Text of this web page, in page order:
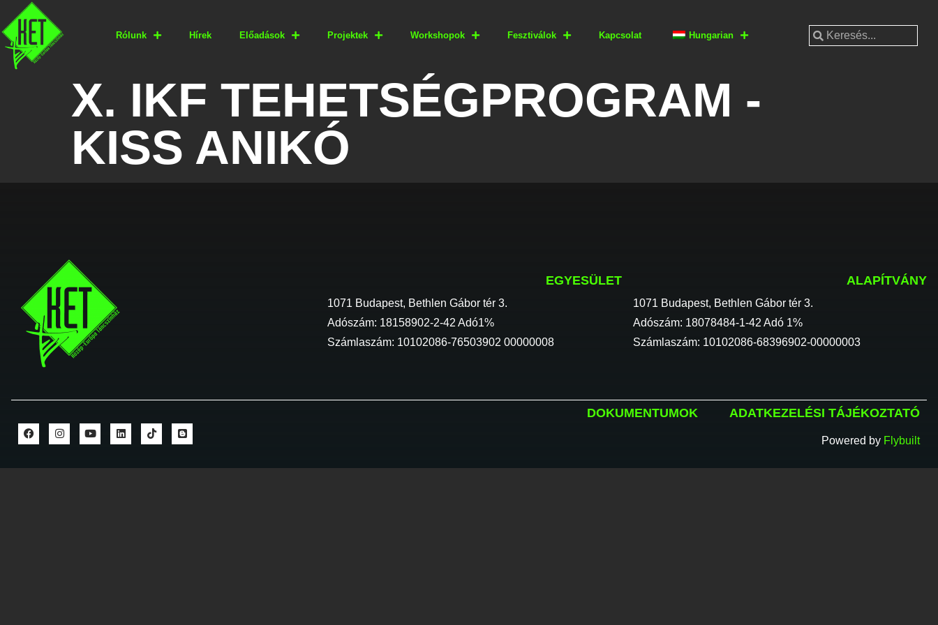
Rólunk Hírek Előadások Projektek Workshopok Fesztiválok Kapcsolat Hungarian
X. IKF TEHETSÉGPROGRAM -
KISS ANIKÓ
EGYESÜLET
1071 Budapest, Bethlen Gábor tér 3.
Adószám: 18158902-2-42 Adó1%
Számlaszám: 10102086-76503902 00000008
ALAPÍTVÁNY
1071 Budapest, Bethlen Gábor tér 3.
Adószám: 18078484-1-42 Adó 1%
Számlaszám: 10102086-68396902-00000003
DOKUMENTUMOK ADATKEZELÉSI TÁJÉKOZTATÓ
Powered by Flybuilt